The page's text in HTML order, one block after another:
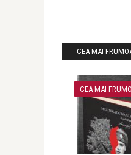
CEA MAI
CEA MAI